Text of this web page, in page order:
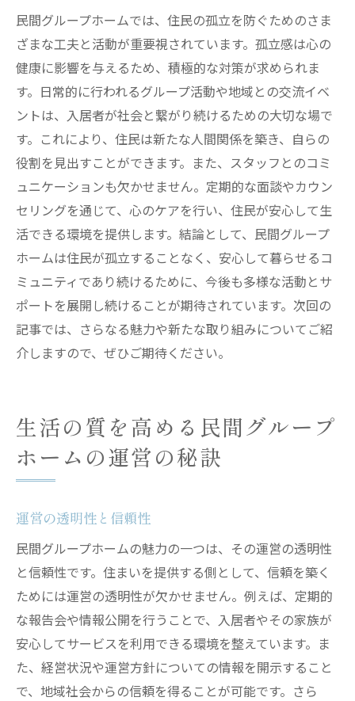
民間グループホームでは、住民の孤立を防ぐためのさま
ざまな工夫と活動が重要視されています。孤立感は心の
健康に影響を与えるため、積極的な対策が求められま
す。日常的に行われるグループ活動や地域との交流イベ
ントは、入居者が社会と繋がり続けるための大切な場で
す。これにより、住民は新たな人間関係を築き、自らの
役割を見出すことができます。また、スタッフとのコミ
ュニケーションも欠かせません。定期的な面談やカウン
セリングを通じて、心のケアを行い、住民が安心して生
活できる環境を提供します。結論として、民間グループ
ホームは住民が孤立することなく、安心して暮らせるコ
ミュニティであり続けるために、今後も多様な活動とサ
ポートを展開し続けることが期待されています。次回の
記事では、さらなる魅力や新たな取り組みについてご紹
介しますので、ぜひご期待ください。
生活の質を高める民間グループ
ホームの運営の秘訣
運営の透明性と信頼性
民間グループホームの魅力の一つは、その運営の透明性
と信頼性です。住まいを提供する側として、信頼を築く
ためには運営の透明性が欠かせません。例えば、定期的
な報告会や情報公開を行うことで、入居者やその家族が
安心してサービスを利用できる環境を整えています。ま
た、経営状況や運営方針についての情報を開示すること
で、地域社会からの信頼を得ることが可能です。さら